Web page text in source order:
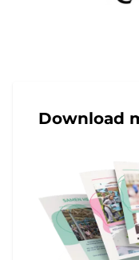
Download